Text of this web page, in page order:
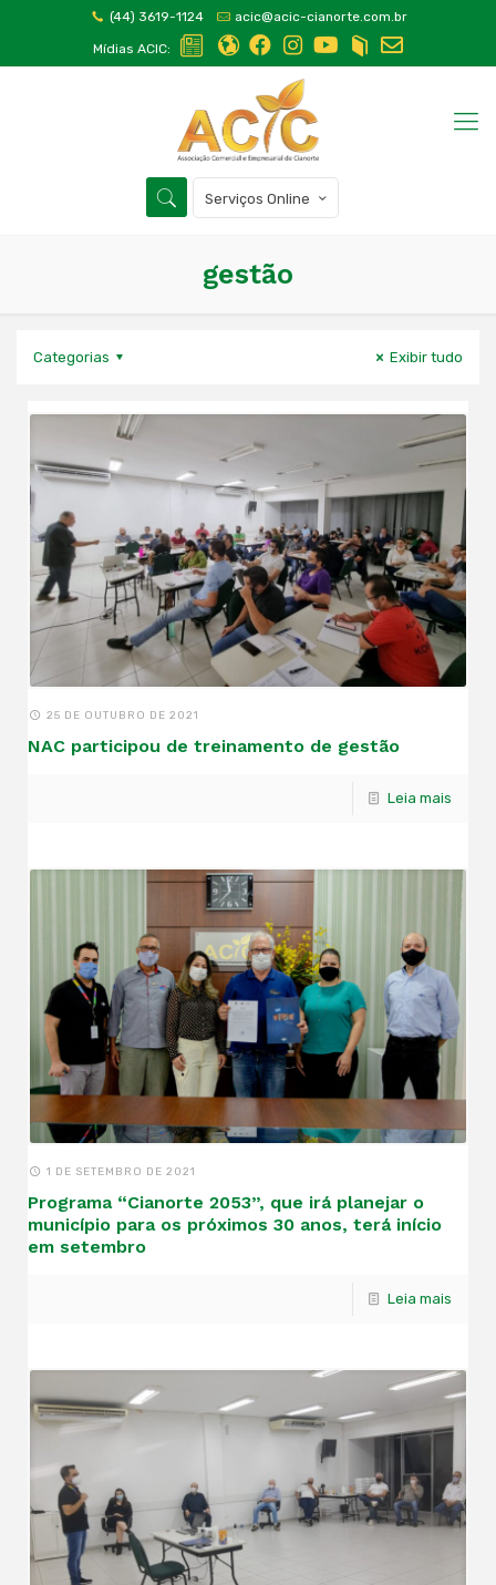
(44) 3619-1124 acic@acic-cianorte.com.br
Mídias ACIC:
Serviços Online
gestão
Categorias Exibir tudo
25 DE OUTUBRO DE 2021
NAC participou de treinamento de gestão
Leia mais
1 DE SETEMBRO DE 2021
Programa “Cianorte 2053”, que irá planejar o
município para os próximos 30 anos, terá início
em setembro
Leia mais